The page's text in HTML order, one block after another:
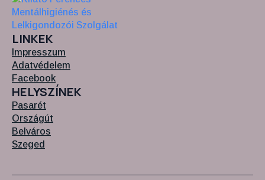
LINKEK
Impresszum
Adatvédelem
Facebook
HELYSZÍNEK
Pasarét
Országút
Belváros
Szeged